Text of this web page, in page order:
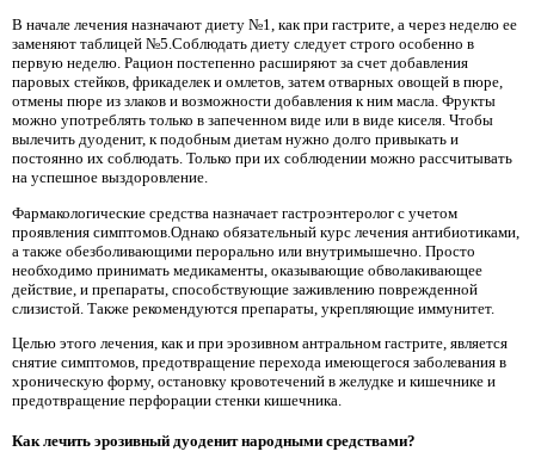
В начале лечения назначают диету №1, как при гастрите, а через неделю ее
заменяют таблицей №5.Соблюдать диету следует строго особенно в
первую неделю. Рацион постепенно расширяют за счет добавления
паровых стейков, фрикаделек и омлетов, затем отварных овощей в пюре,
отмены пюре из злаков и возможности добавления к ним масла. Фрукты
можно употреблять только в запеченном виде или в виде киселя. Чтобы
вылечить дуоденит, к подобным диетам нужно долго привыкать и
постоянно их соблюдать. Только при их соблюдении можно рассчитывать
на успешное выздоровление.
Фармакологические средства назначает гастроэнтеролог с учетом
проявления симптомов.Однако обязательный курс лечения антибиотиками,
а также обезболивающими перорально или внутримышечно. Просто
необходимо принимать медикаменты, оказывающие обволакивающее
действие, и препараты, способствующие заживлению поврежденной
слизистой. Также рекомендуются препараты, укрепляющие иммунитет.
Целью этого лечения, как и при эрозивном антральном гастрите, является
снятие симптомов, предотвращение перехода имеющегося заболевания в
хроническую форму, остановку кровотечений в желудке и кишечнике и
предотвращение перфорации стенки кишечника.
Как лечить эрозивный дуоденит народными средствами?